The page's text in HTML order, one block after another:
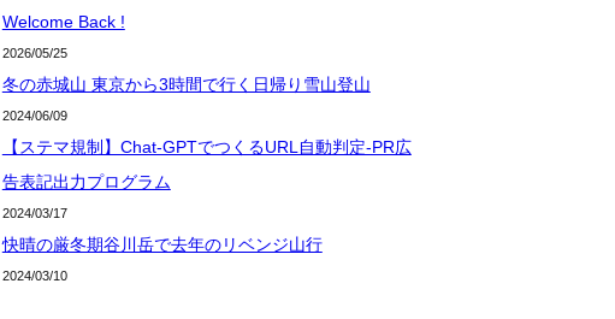
Welcome Back !
2026/05/25
冬の赤城山 東京から3時間で行く日帰り雪山登山
2024/06/09
【ステマ規制】Chat-GPTでつくるURL自動判定-PR広
告表記出力プログラム
2024/03/17
快晴の厳冬期谷川岳で去年のリベンジ山行
2024/03/10